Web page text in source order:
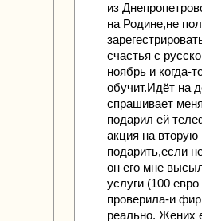
из
на Родине,не
счастья с
ноябрь и когда-
обучит.Идёт на
спрашивает
подарил ей
акция на вторую
подарить,если
он его мне
услуги (100
проверила-и
реально. Жених